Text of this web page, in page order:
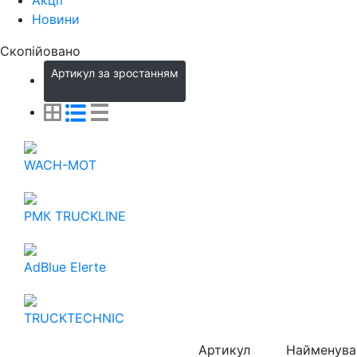
Новини
Скопійовано
Артикул за зростанням
WACH-MOT
РМК TRUCKLINE
AdBlue Elerte
TRUCKTECHNIC
Артикул